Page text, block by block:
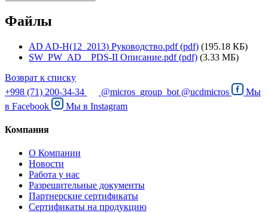
Файлы
AD AD-H(12_2013) Руководство.pdf (pdf) (195.18 КБ)
SW_PW_AD__PDS-II Описание.pdf (pdf) (3.33 МБ)
Возврат к списку
+998 (71) 200-34-34
@micros_group_bot @ucdmicros
Мы
в Facebook Мы в Instagram
Компания
О Компании
Новости
Работа у нас
Разрешительные документы
Партнерские сертификаты
Сертификаты на продукцию